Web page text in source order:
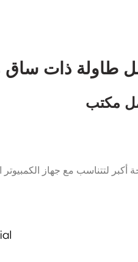
مكتب
لتتناسب مع جهاز الكمبيوتر